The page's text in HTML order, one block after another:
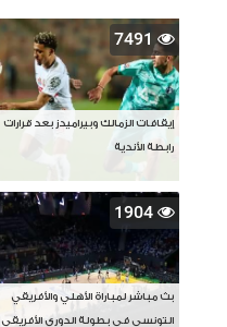
7491
إيقافات الزمالك وبيراميدز بعد قرارات
رابطة الأندية
1904
بث مباشر لمباراة الأهلي والأفريقي
التونسي في بطولة الدوري الأفريقي